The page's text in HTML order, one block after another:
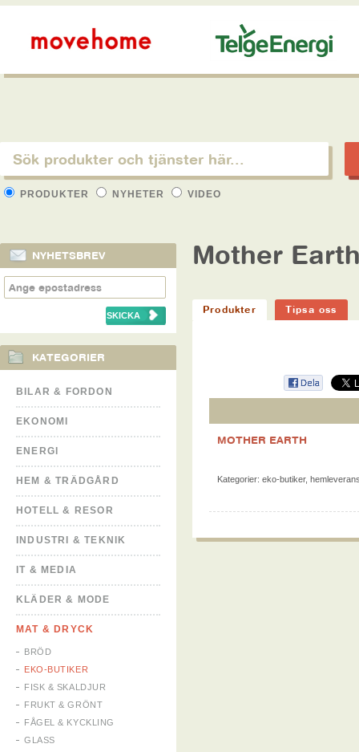
PRODUKTER NYHETER VIDEO
NYHETSBREV
KATEGORIER
BILAR & FORDON
EKONOMI
ENERGI
HEM & TRÄDGÅRD
HOTELL & RESOR
INDUSTRI & TEKNIK
IT & MEDIA
KLÄDER & MODE
MAT & DRYCK
BRÖD
EKO-BUTIKER
FISK & SKALDJUR
FRUKT & GRÖNT
FÅGEL & KYCKLING
GLASS
Mother
Produkter Tipsa oss
MOTHER EARTH
Kategorier: eko-butiker,